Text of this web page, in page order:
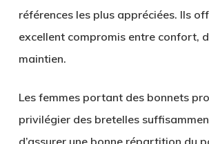
références les plus appréciées. Ils
excellent compromis entre confort,
maintien.
Les femmes portant des bonnets
privilégier des bretelles
d’assurer une bonne répartition du